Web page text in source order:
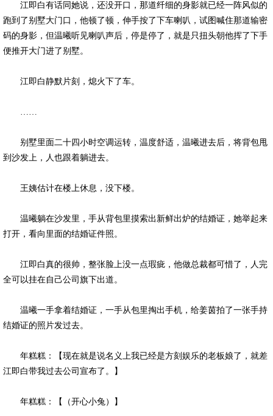
江即白有话同她说，还没开口，那道纤细的身影就已经一阵风似的
跑到了别墅大门口，他顿了顿，伸手按了下车喇叭，试图喊住那道输密
码的身影，但温曦听见喇叭声后，停是停了，就是只扭头朝他挥了下手
便推开大门进了别墅。
江即白静默片刻，熄火下了车。
……
别墅里面二十四小时空调运转，温度舒适，温曦进去后，将背包甩
到沙发上，人也跟着躺进去。
王姨估计在楼上休息，没下楼。
温曦躺在沙发里，手从背包里摸索出新鲜出炉的结婚证，她举起来
打开，看向里面的结婚证件照。
江即白真的很帅，整张脸上没一点瑕疵，他做总裁都可惜了，人完
全可以挂在自己公司旗下出道。
温曦一手拿着结婚证，一手从包里掏出手机，给姜茵拍了一张手持
结婚证的照片发过去。
年糕糕：【现在就是说名义上我已经是方刻娱乐的老板娘了，就差
江即白带我过去公司宣布了。】
年糕糕：【（开心小兔）】